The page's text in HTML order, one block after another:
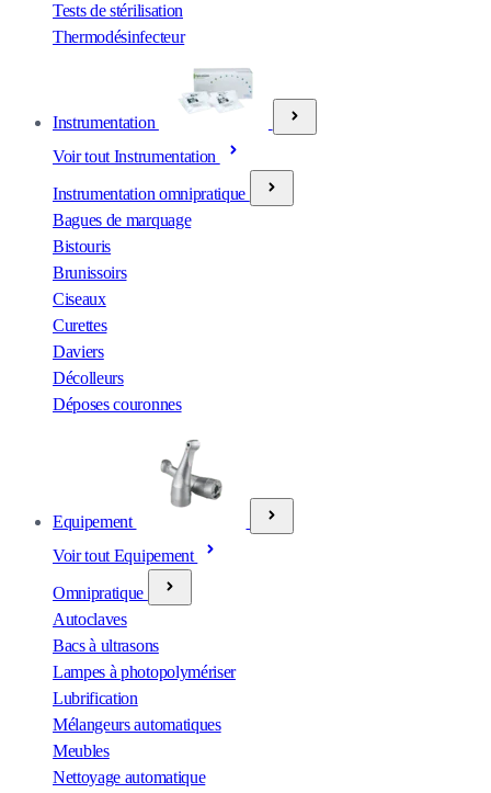
Tests de stérilisation
Thermodésinfecteur
Instrumentation
Voir tout Instrumentation
Instrumentation omnipratique
Bagues de marquage
Bistouris
Brunissoirs
Ciseaux
Curettes
Daviers
Décolleurs
Déposes couronnes
Equipement
Voir tout Equipement
Omnipratique
Autoclaves
Bacs à ultrasons
Lampes à photopolymériser
Lubrification
Mélangeurs automatiques
Meubles
Nettoyage automatique